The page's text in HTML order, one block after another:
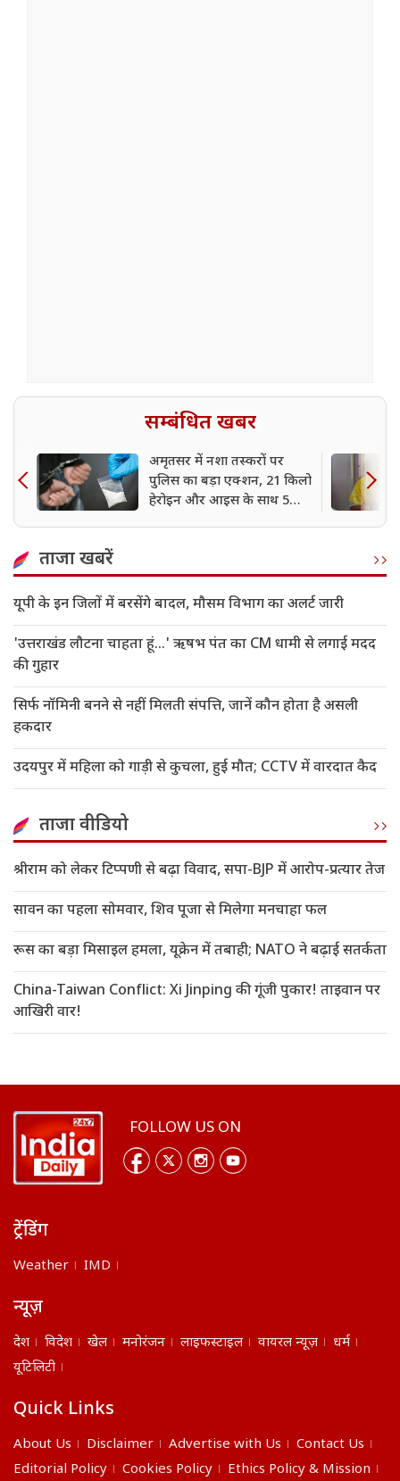
सम्बंधित खबर
अमृतसर में नशा तस्करों पर
पुलिस का बड़ा एक्शन, 21 किलो
हेरोइन और आइस के साथ 5
ताजा खबरें
यूपी के इन जिलों में बरसेंगे बादल, मौसम विभाग का अलर्ट जारी
'उत्तराखंड लौटना चाहता हूं...' ऋषभ पंत का CM धामी से लगाई मदद
की गुहार
सिर्फ नॉमिनी बनने से नहीं मिलती संपत्ति, जानें कौन होता है असली
हकदार
उदयपुर में महिला को गाड़ी से कुचला, हुई मौत; CCTV में वारदात कैद
ताजा वीडियो
श्रीराम को लेकर टिप्पणी से बढ़ा विवाद, सपा-BJP में आरोप-प्रत्यार तेज
सावन का पहला सोमवार, शिव पूजा से मिलेगा मनचाहा फल
रूस का बड़ा मिसाइल हमला, यूक्रेन में तबाही; NATO ने बढ़ाई सतर्कता
China-Taiwan Conflict: Xi Jinping की गूंजी पुकार! ताइवान पर
आखिरी वार!
FOLLOW US ON
ट्रेंडिंग
Weather IMD
न्यूज़
देश विदेश खेल मनोरंजन लाइफस्टाइल वायरल न्यूज़
धर्म
यूटिलिटी
Quick Links
About Us Disclaimer Advertise with Us
Contact Us
Editorial Policy
Cookies Policy Ethics Policy & Mission